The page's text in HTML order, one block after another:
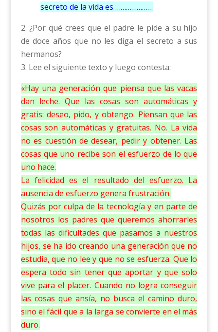
secreto de la vida es …………………
2. ¿Por qué crees que el padre le pide a su hijo
de doce años que no les diga el secreto a sus
hermanos?
3. Lee el siguiente texto y luego contesta:
«Hay una generación que piensa que las vacas
dan leche. Que las cosas son automáticas y
gratis: deseo, pido, y obtengo. Piensan que las
cosas son automáticas y gratuitas. No. La vida
no es cuestión de desear, pedir y obtener. Las
cosas que uno recibe son el esfuerzo de lo que
uno hace.
La felicidad es el resultado del esfuerzo. La
ausencia de esfuerzo genera frustración.
Quizás por culpa de la tecnología y en parte de
nosotros los padres que queremos ahorrarles
todas las dificultades que pasamos a nuestros
hijos, se ha ido creando una generación que no
estudia, que no lee y que no se esfuerza. Que lo
espera todo sin tener que aportar y que solo
vive para el placer. Cuando no logra conseguir
las cosas que ansía, no busca el camino duro,
sino el fácil que a la larga se convierte en el más
duro.